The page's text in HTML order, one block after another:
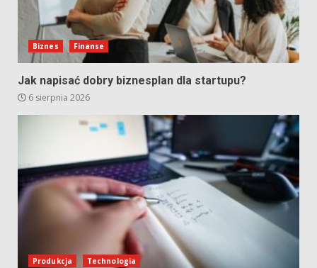
Biznes Finanse
Jak napisać dobry biznesplan dla startupu?
6 sierpnia 2026
Produkcja Technologia